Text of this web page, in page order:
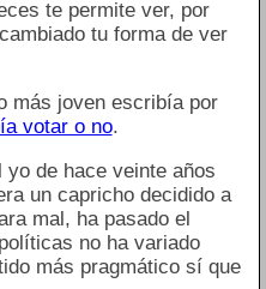
te permite ver, por
tu forma de ver
más joven escribía por
votar o no.
yo de hace veinte años
un capricho decidido a
mal, ha pasado el
no ha variado
más pragmático sí que